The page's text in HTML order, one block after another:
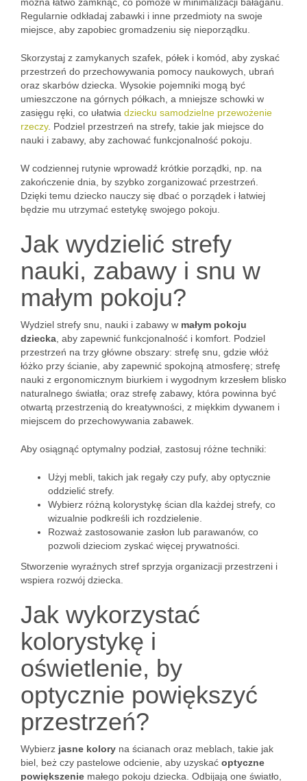
Regularnie odkładaj zabawki i inne przedmioty na swoje
miejsce, aby zapobiec gromadzeniu się nieporządku.
Skorzystaj z zamykanych szafek, półek i komód, aby zyskać
przestrzeń do przechowywania pomocy naukowych, ubrań
oraz skarbów dziecka. Wysokie pojemniki mogą być
umieszczone na górnych półkach, a mniejsze schowki w
zasięgu ręki, co ułatwia dziecku samodzielne przewożenie
rzeczy. Podziel przestrzeń na strefy, takie jak miejsce do
nauki i zabawy, aby zachować funkcjonalność pokoju.
W codziennej rutynie wprowadź krótkie porządki, np. na
zakończenie dnia, by szybko zorganizować przestrzeń.
Dzięki temu dziecko nauczy się dbać o porządek i łatwiej
będzie mu utrzymać estetykę swojego pokoju.
Jak wydzielić strefy
nauki, zabawy i snu w
małym pokoju?
Wydziel strefy snu, nauki i zabawy w małym pokoju
dziecka , aby zapewnić funkcjonalność i komfort. Podziel
przestrzeń na trzy główne obszary: strefę snu, gdzie włóż
łóżko przy ścianie, aby zapewnić spokojną atmosferę; strefę
nauki z ergonomicznym biurkiem i wygodnym krzesłem blisko
naturalnego światła; oraz strefę zabawy, która powinna być
otwartą przestrzenią do kreatywności, z miękkim dywanem i
miejscem do przechowywania zabawek.
Aby osiągnąć optymalny podział, zastosuj różne techniki:
Użyj mebli, takich jak regały czy pufy, aby optycznie
oddzielić strefy.
Wybierz różną kolorystykę ścian dla każdej strefy, co
wizualnie podkreśli ich rozdzielenie.
Rozważ zastosowanie zasłon lub parawanów, co
pozwoli dzieciom zyskać więcej prywatności.
Stworzenie wyraźnych stref sprzyja organizacji przestrzeni i
wspiera rozwój dziecka.
Jak wykorzystać
kolorystykę i
oświetlenie, by
optycznie powiększyć
przestrzeń?
Wybierz jasne kolory na ścianach oraz meblach, takie jak
biel, beż czy pastelowe odcienie, aby uzyskać optyczne
powiększenie małego pokoju dziecka. Odbijają one światło,